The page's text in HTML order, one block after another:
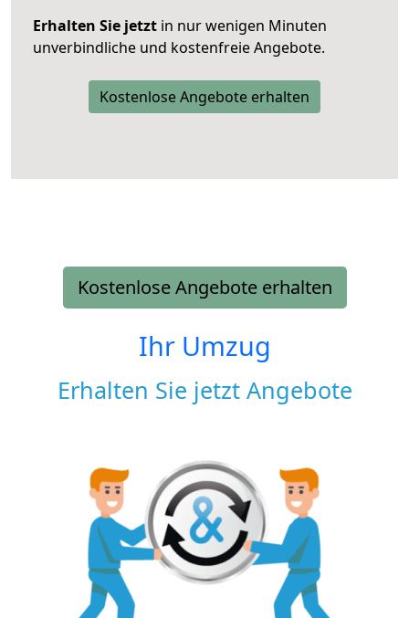
Erhalten Sie jetzt in nur wenigen Minuten
unverbindliche und kostenfreie Angebote.
Kostenlose Angebote erhalten
Kostenlose Angebote erhalten
Ihr Umzug
Erhalten Sie jetzt Angebote